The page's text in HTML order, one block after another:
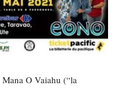
O Vaiahu (“la